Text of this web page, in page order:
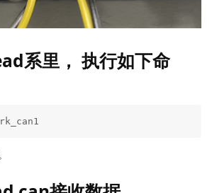
系统之间通信、资源分配、编程等等， 请参
测试
LPB3588设备上面， 把